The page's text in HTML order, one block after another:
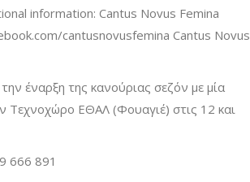
information: Cantus Novus Femina
cantusnovusfemina Cantus Novus
έναρξη της κανούριας σεζόν με μία
Τεχνοχώρο EΘΑΛ (Φουαγιέ) στις 12 και
666 891